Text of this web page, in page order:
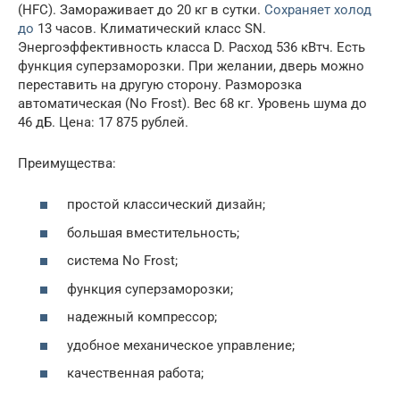
(HFC). Замораживает до 20 кг в сутки. Сохраняет холод
до 13 часов. Климатический класс SN.
Энергоэффективность класса D. Расход 536 кВтч. Есть
функция суперзаморозки. При желании, дверь можно
переставить на другую сторону. Разморозка
автоматическая (No Frost). Вес 68 кг. Уровень шума до
46 дБ. Цена: 17 875 рублей.
Преимущества:
простой классический дизайн;
большая вместительность;
система No Frost;
функция суперзаморозки;
надежный компрессор;
удобное механическое управление;
качественная работа;